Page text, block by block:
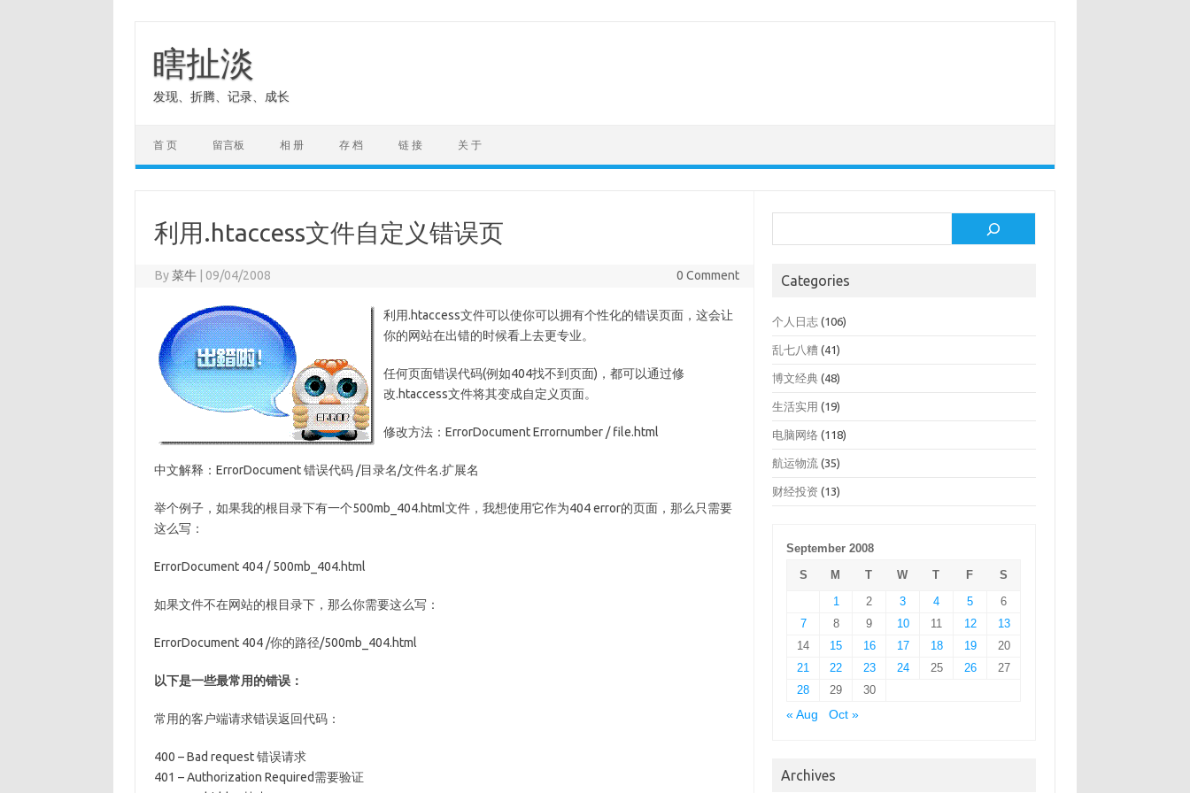
content
瞎扯淡
发现、折腾、记录、成长
首 页 留言板 相 册 存 档 链 接 关 于
利用.htaccess文件自定义错误页
By菜牛 09/04/2008 0 Comment
利用.htaccess文件可以使你可以拥有个性化的错误页面，这会让
你的网站在出错的时候看上去更专业。
任何页面错误代码(例如404找不到页面)，都可以通过修
改.htaccess文件将其变成自定义页面。
修改方法：ErrorDocument Errornumber / file.html
中文解释：ErrorDocument 错误代码 /目录名/文件名.扩展名
举个例子，如果我的根目录下有一个500mb_404.html文件，我想使用它作为404 error的页面，那么只需要
这么写：
ErrorDocument 404 / 500mb_404.html
如果文件不在网站的根目录下，那么你需要这么写：
ErrorDocument 404 /你的路径/500mb_404.html
以下是一些最常用的错误：
常用的客户端请求错误返回代码：
400 – Bad request 错误请求
401 – Authorization Required需要验证
Categories
个人日志 (106)
乱七八糟 (41)
博文经典 (48)
生活实用 (19)
电脑网络 (118)
航运物流 (35)
财经投资 (13)
September 2008
S
M T W T F
S
1
2 3 4 5
6
7
8 9 10 11 12
13
14
15 16 17 18 19
20
21
22 23 24 25 26
27
28
29
30
« Aug
Oct »
Archives